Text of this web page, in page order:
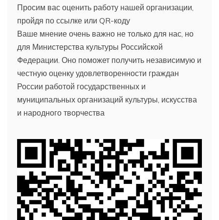
Просим вас оценить работу нашей организации,
пройдя по ссылке или QR-коду
Ваше мнение очень важно не только для нас, но
для Министерства культуры Российской
Федерации. Оно поможет получить независимую и
честную оценку удовлетворенности граждан
России работой государственных и
муниципальных организаций культуры, искусства
и народного творчества